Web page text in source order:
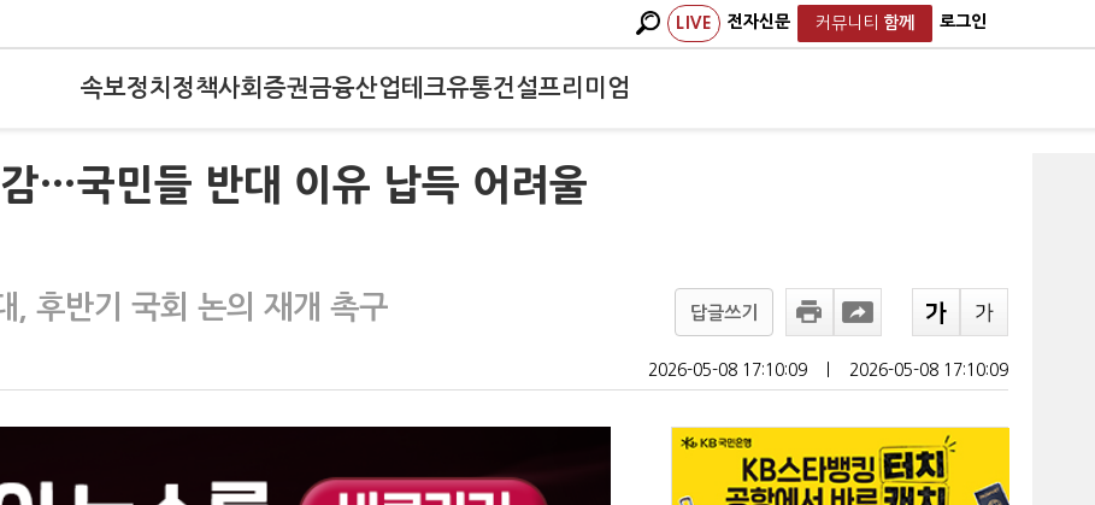
LIVE 전자신문 커뮤니티 함께 로그인
속보정치 정책사회 증권금융산업테크유통건설프리미엄
…국민들 반대 이유 납득 어려울
후반기 국회 논의 재개 촉구 답글쓰기
2026-05-08 17:10:09 2026-05-08 17:10:09